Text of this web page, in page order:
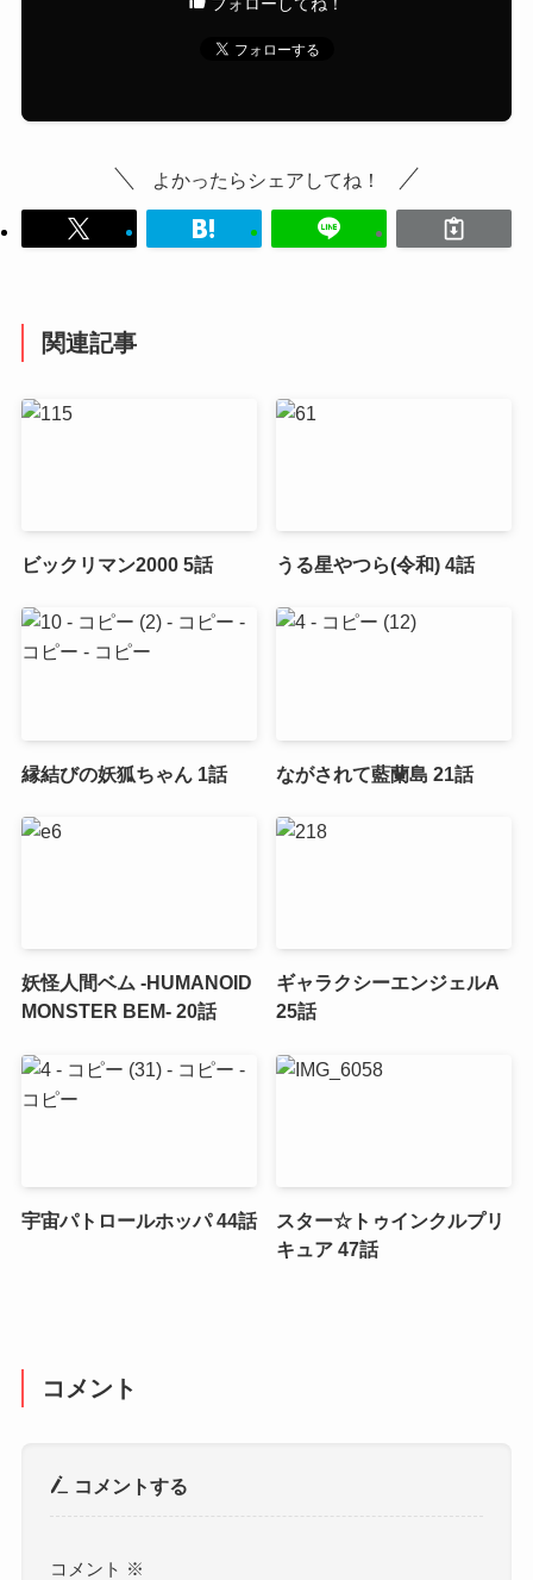
フォローしてね！
よかったらシェアしてね！
関連記事
ビックリマン2000 5話 うる星やつら(令和) 4話
縁結びの妖狐ちゃん 1話 ながされて藍蘭島 21話
妖怪人間ベム -HUMANOID
MONSTER BEM- 20話
ギャラクシーエンジェルA
25話
宇宙パトロールホッパ 44話
スター☆トゥインクルプリ
キュア 47話
コメント
コメントする
コメント ※